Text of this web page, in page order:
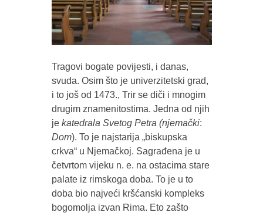
Tragovi bogate povijesti, i danas,
svuda. Osim što je univerzitetski grad,
i to još od 1473., Trir se diči i mnogim
drugim znamenitostima. Jedna od njih
je katedrala Svetog Petra (njemački:
Dom). To je najstarija „biskupska
crkva“ u Njemačkoj. Sagrađena je u
četvrtom vijeku n. e. na ostacima stare
palate iz rimskoga doba. To je u to
doba bio najveći kršćanski kompleks
bogomolja izvan Rima. Eto zašto